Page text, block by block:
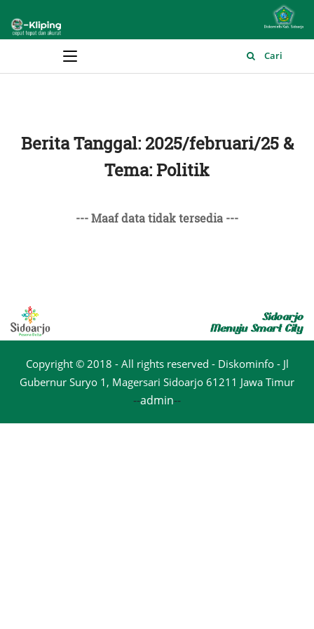
Main Menu Cari
Berita Tanggal: 2025/februari/25 &
Tema: Politik
--- Maaf data tidak tersedia ---
Copyright © 2018 - All rights reserved - Diskominfo - Jl
Gubernur Suryo 1, Magersari Sidoarjo 61211 Jawa Timur
--admin--